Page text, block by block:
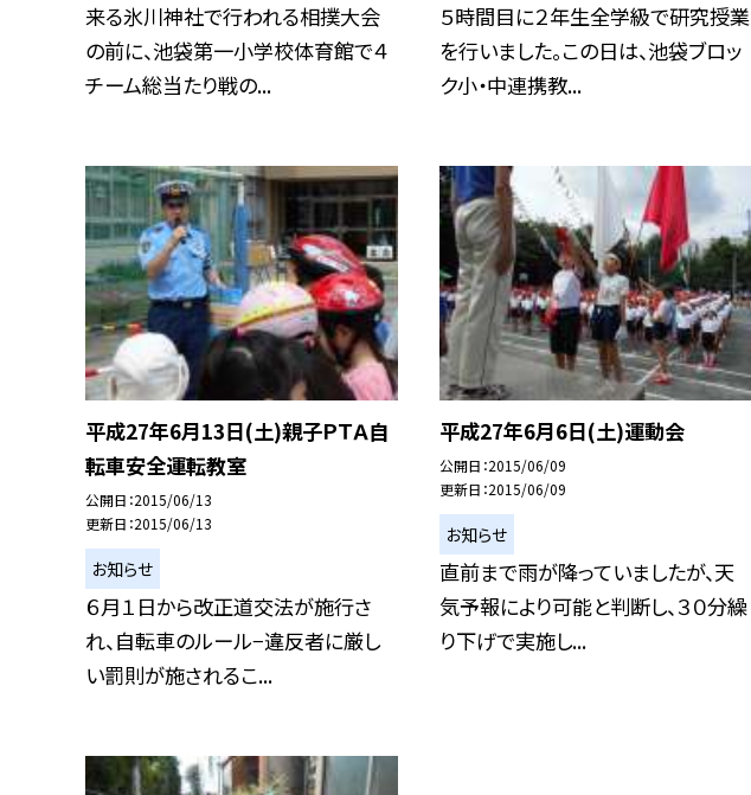
来る氷川神社で行われる相撲大会
の前に、池袋第一小学校体育館で４
チーム総当たり戦の...
５時間目に２年生全学級で研究授業
を行いました。この日は、池袋ブロッ
ク小・中連携教...
平成27年6月13日(土)親子ＰＴＡ自
転車安全運転教室
公開日 2015/06/13
更新日 2015/06/13
お知らせ
６月１日から改正道交法が施行さ
れ、自転車のルール−違反者に厳し
い罰則が施されるこ...
平成27年6月6日(土)運動会
公開日 2015/06/09
更新日 2015/06/09
お知らせ
直前まで雨が降っていましたが、天
気予報により可能と判断し、３０分繰
り下げで実施し...